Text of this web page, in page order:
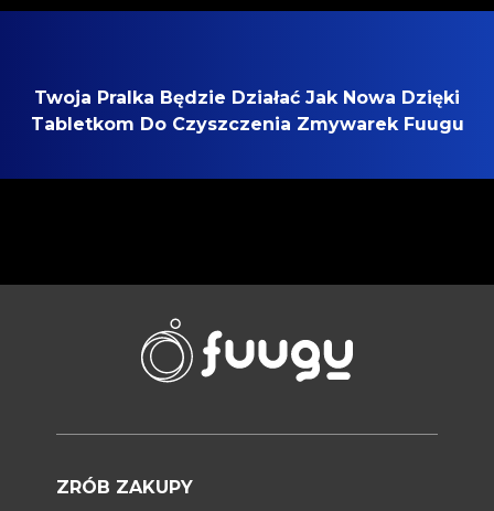
Twoja Pralka Będzie Działać Jak Nowa Dzięki
Tabletkom Do Czyszczenia Zmywarek Fuugu
ZRÓB ZAKUPY